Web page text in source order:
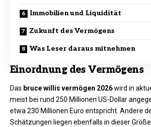
Immobilien und Liquidität
Zukunft des Vermögens
Was Leser daraus mitnehmen
Einordnung des Vermögens
Das bruce willis vermögen 2026wird in
meist bei rund 250 Millionen US-Dollar
etwa 230 Millionen Euro entspricht. Andere
Schätzungen liegen ebenfalls in dieser